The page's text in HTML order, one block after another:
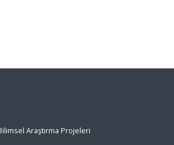
Araştırma Projeleri